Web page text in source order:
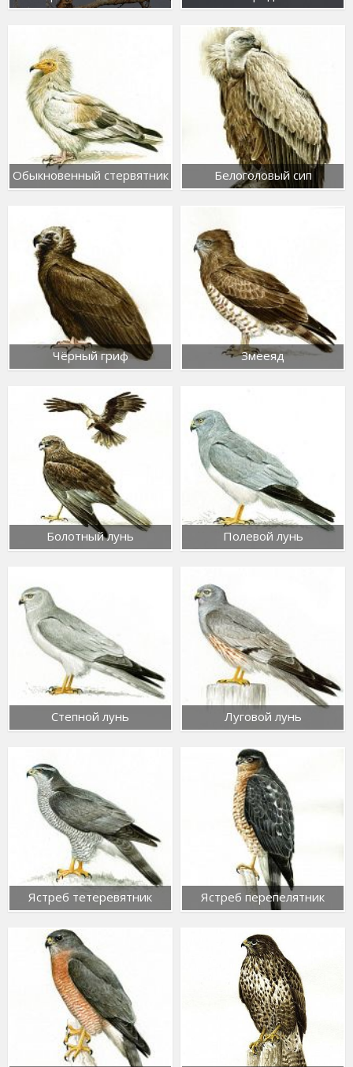
Обыкновенный стервятник Белоголовый сип
Чёрный гриф Змееяд
Болотный лунь Полевой лунь
Степной лунь Луговой лунь
Ястреб тетеревятник Ястреб перепелятник